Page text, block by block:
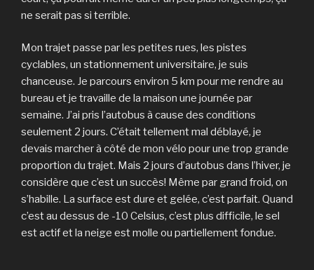
ne serait pas si terrible.
Mon trajet passe par les petites rues, les pistes
cyclables, un stationnement universitaire, je suis
chanceuse. Je parcours environ 5 km pour me rendre au
bureau et je travaille de la maison une journée par
semaine. J’ai pris l’autobus à cause des conditions
seulement 2 jours. C’était tellement mal déblayé, je
devais marcher à côté de mon vélo pour une trop grande
proportion du trajet. Mais 2 jours d’autobus dans l’hiver, je
considère que c’est un succès! Même par grand froid, on
s’habille. La surface est dure et gelée, c’est parfait. Quand
c’est au dessus de -10 Celsius, c’est plus difficile, le sel
est actif et la neige est molle ou partiellement fondue.